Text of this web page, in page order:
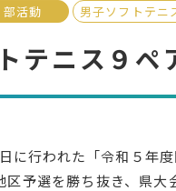
部活動 男子ソフトテニ
テニス９ペ
に行われた「令和５年
区予選を勝ち抜き、県